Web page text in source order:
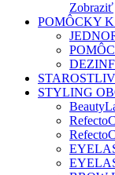
Zobraziť
POMÔCKY
STYLING